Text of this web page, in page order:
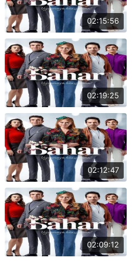
02:15:56
02:19:25
02:12:47
02:09:12